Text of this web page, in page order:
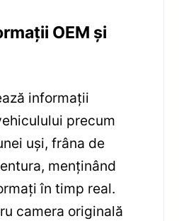
OEM și
informații
precum
uși, frâna de
menținând
în timp real.
camera originală